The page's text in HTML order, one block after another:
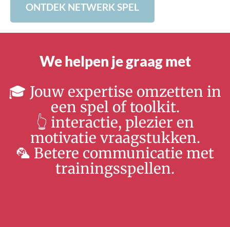
ONTDEK NETWERK SPEL
We helpen je graag met
🎓 Jouw expertise omzetten in
een spel of toolkit.
👆 interactie, plezier en
motivatie vraagstukken.
🦜 Betere communicatie met
trainingsspellen.